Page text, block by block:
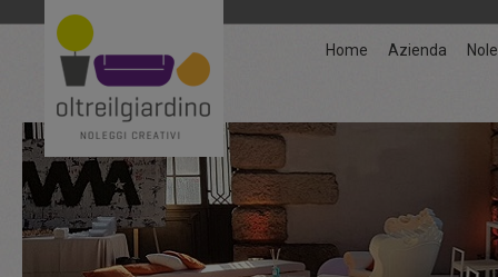
Home Azienda